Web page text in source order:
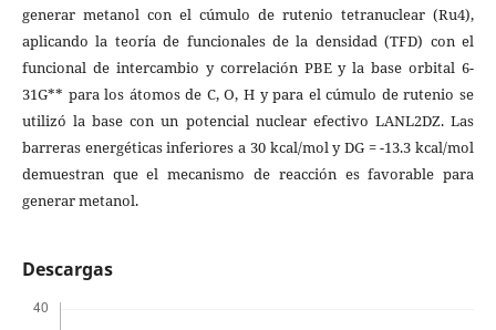
generar metanol con el cúmulo de rutenio tetranuclear (Ru4),
aplicando la teoría de funcionales de la densidad (TFD) con el
funcional de intercambio y correlación PBE y la base orbital 6-
31G** para los átomos de C, O, H y para el cúmulo de rutenio se
utilizó la base con un potencial nuclear efectivo LANL2DZ. Las
barreras energéticas inferiores a 30 kcal/mol y DG = -13.3 kcal/mol
demuestran que el mecanismo de reacción es favorable para
generar metanol.
Descargas